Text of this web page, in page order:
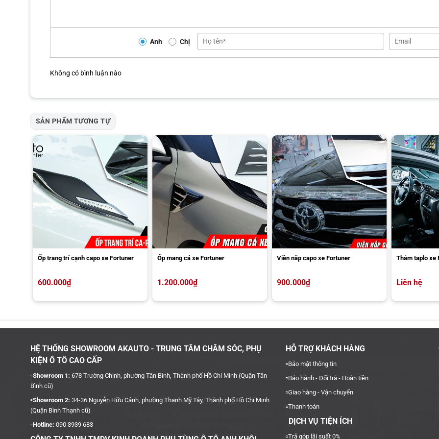
SẢN PHẨM TƯƠNG TỰ
Ốp trang trí cạnh capo xe Fortuner
600.000₫
Ốp mang cá xe Fortuner
1.200.000₫
Viền nắp capo xe Fortuner
900.000₫
Thảm taplo xe
Liên hệ
Tên sản phẩm Vè che mưa Fortuner
Thiết kế vè che mưa của xe Fortuner
Anh Chị
Không có bình luận nào
HỆ THỐNG SHOWROOM AKAUTO - TRUNG TÂM CHĂM SÓC, PHỤ
KIỆN Ô TÔ CAO CẤP
▫️Showroom 1: 678 Trường Chinh, phường Tân Bình, Thành phố Hồ Chí Minh (Quận Tân
Bình cũ)
▫️Showroom 2: 34-36 Nguyễn Hữu Cảnh, phường Thạnh Mỹ Tây, Thành phố Hồ Chí Minh
(Quận Bình Thạnh cũ)
▫️Hotline: 090 3939 683
HỖ TRỢ KHÁCH HÀNG
▫️Bảo mật thông tin
▫️Bảo hành - Đổi trả - Hoàn tiền
▫️Giao hàng - Vận chuyển
▫️Thanh toán
DỊCH VỤ TIỆN ÍCH
▫️Trả góp lãi suất 0%